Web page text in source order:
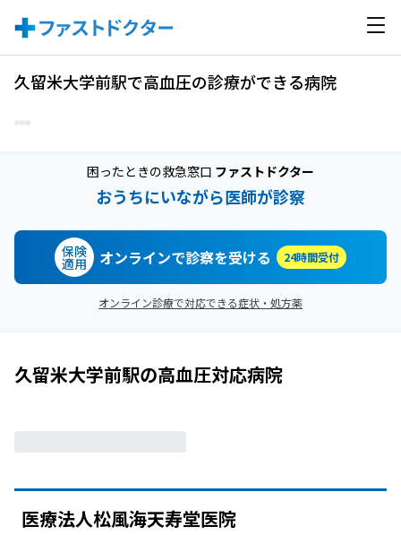
久留米大学前駅で高血圧の診療ができる病院
困ったときの救急窓口 ファストドクター
おうちにいながら医師が診察
保険
適用 オンラインで診察を受ける 24時間受付
オンライン診療で対応できる症状・処方薬
久留米大学前駅の高血圧対応病院
医療法人松風海天寿堂医院